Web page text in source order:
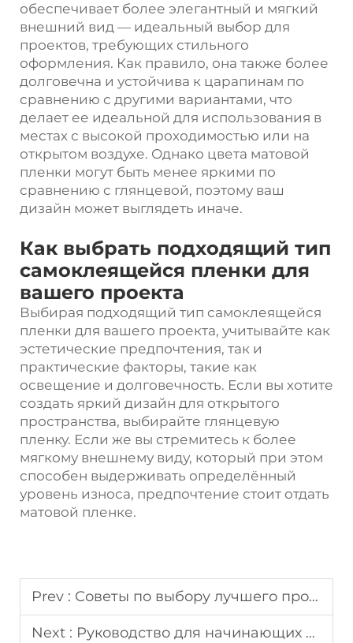
обеспечивает более элегантный и мягкий
внешний вид — идеальный выбор для
проектов, требующих стильного
оформления. Как правило, она также более
долговечна и устойчива к царапинам по
сравнению с другими вариантами, что
делает ее идеальной для использования в
местах с высокой проходимостью или на
открытом воздухе. Однако цвета матовой
пленки могут быть менее яркими по
сравнению с глянцевой, поэтому ваш
дизайн может выглядеть иначе.
Как выбрать подходящий тип
самоклеящейся пленки для
вашего проекта
Выбирая подходящий тип самоклеящейся
пленки для вашего проекта, учитывайте как
эстетические предпочтения, так и
практические факторы, такие как
освещение и долговечность. Если вы хотите
создать яркий дизайн для открытого
пространства, выбирайте глянцевую
пленку. Если же вы стремитесь к более
мягкому внешнему виду, который при этом
способен выдерживать определённый
уровень износа, предпочтение стоит отдать
матовой пленке.
Prev : Советы по выбору лучшего производителя ПВХ брезента
Next : Руководство для начинающих по использованию самоклеящегося винила